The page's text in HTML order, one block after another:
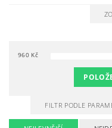
960Kč
FILTR PODLE